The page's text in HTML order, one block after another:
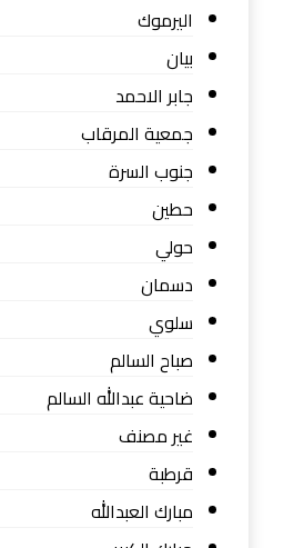
اليرموك
بيان
جابر الاحمد
جمعية المرقاب
جنوب السرة
حطين
حولي
دسمان
سلوي
صباح السالم
ضاحية عبدالله السالم
غير مصنف
قرطبة
مبارك العبدالله